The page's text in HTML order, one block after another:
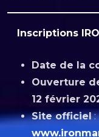
Inscriptions
Date de la
Ouverture
12 février
Site officiel: